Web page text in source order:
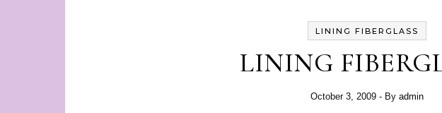
LINING FIBERGLASS
LINING
October 3, 2009 - By admin